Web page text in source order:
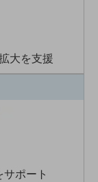
大を支援
ポート